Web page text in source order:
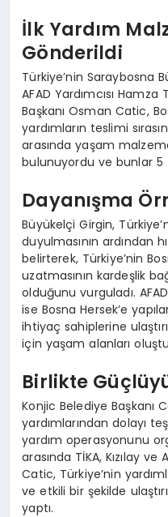
İlk Yardım
Gönderildi
Türkiye’nin Saraybosna
AFAD Yardımcısı
Başkanı Osman Catic,
yardımların teslimi
arasında yaşam
bulunuyordu ve bunlar 5
Dayanışma
Büyükelçi Girgin,
duyulmasının ardından
belirterek, Türkiye’nin
uzatmasının kardeşlik
olduğunu vurguladı.
ise Bosna Hersek’e
ihtiyaç sahiplerine
için yaşam alanları
Birlikte
Konjic Belediye Başkanı
yardımlarından dolayı
yardım operasyonunu
arasında TİKA, Kızılay ve
Catic, Türkiye’nin
ve etkili bir şekilde
yaptı.